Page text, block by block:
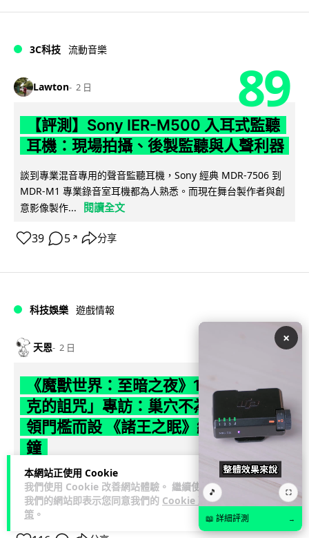
本網站正使用 Cookie
我們使用 Cookie 改善網站體驗。 繼續使用
我們的網站即表示您同意我們的 Cookie 政
策 。
3C科技 流動音樂
Lawton 2 日 89
【評測】Sony IER-M500 入耳式監聽
耳機：現場拍攝、後製監聽與人聲利器
談到專業混音專用的聲音監聽耳機，Sony 經典 MDR-7506 到
MDR-M1 專業錄音室耳機都為人熟悉。而現在舞台製作者與創
意影像製作...
閱讀全文
39 5 ↗ 分享
科技娛樂 遊戲情報
天恩 2 日
《魔獸世界：至暗之夜》12.1 「烏拉特
克的詛咒」專訪：巢穴不為提高世界首
領門檻而設 《諸王之眠》縮短約 10 分
鐘
《魔獸世界：至暗之夜》版本更新 12.1「烏拉特克的詛咒」將
於 8 月 13 日正式上線，帶來全新區域「盤蛇島」、地城「毒牙
祭壇」、新型態世... 閱讀全文
×
🎵 ⛶
📖 詳細評測 →